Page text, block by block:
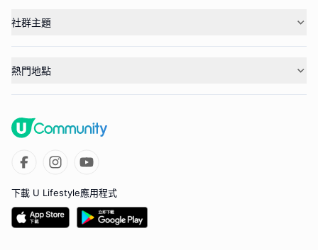
社群主題
熱門地點
下載 U Lifestyle應用程式